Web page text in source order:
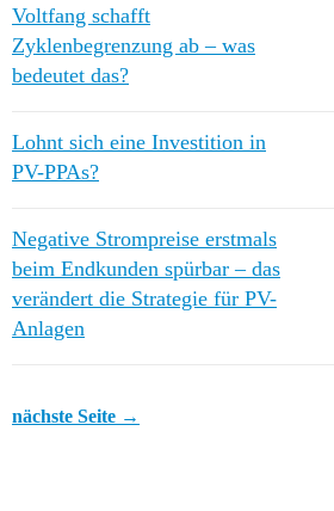
Voltfang schafft
Zyklenbegrenzung ab – was
bedeutet das?
Lohnt sich eine Investition in
PV-PPAs?
Negative Strompreise erstmals
beim Endkunden spürbar – das
verändert die Strategie für PV-
Anlagen
nächste Seite →